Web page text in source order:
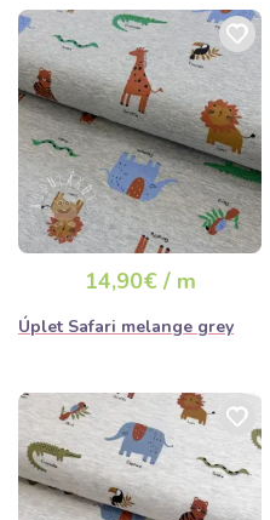
14,90€ / m
Úplet Safari melange grey